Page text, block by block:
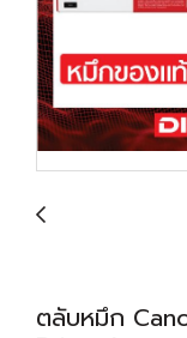
ตลับหมึก